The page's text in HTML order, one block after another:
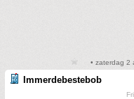
• zaterdag 2
Immerdebestebob